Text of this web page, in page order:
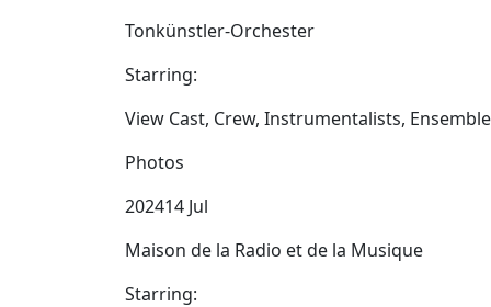
Tonkünstler-Orchester
Starring:
View Cast, Crew, Instrumentalists,
Photos
202414 Jul
Maison de la Radio et de la Musique
Starring: